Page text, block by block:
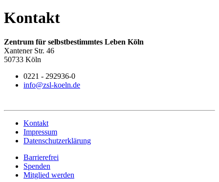
Kontakt
Zentrum für selbstbestimmtes Leben Köln
Xantener Str. 46
50733 Köln
0221 - 292936-0
info@zsl-koeln.de
Kontakt
Impressum
Datenschutzerklärung
Barrierefrei
Spenden
Mitglied werden